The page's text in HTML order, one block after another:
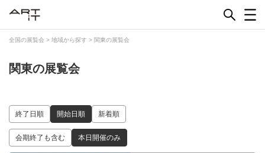
全国の展覧会 > 地域から探す > 関東の展覧会
関東の展覧会
終了日順 開始日順 新着順
会期終了も含む 本日開催のみ